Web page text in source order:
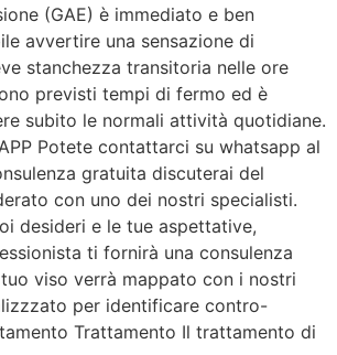
(GAE) è immediato e ben
avvertire una sensazione di
stanchezza transitoria nelle ore
previsti tempi di fermo ed è
subito le normali attività quotidiane.
Potete contattarci su whatsapp al
gratuita discuterai del
con uno dei nostri specialisti.
desideri e le tue aspettative,
ti fornirà una consulenza
viso verrà mappato con i nostri
per identificare contro-
Trattamento Il trattamento di